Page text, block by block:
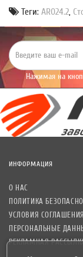
Теги: AR024.2,
Нажимая на
ИНФОРМАЦИЯ
О НАС
ПОЛИТИКА
УСЛОВИЯ СОГЛАШЕНИЯ
ПЕРСОНАЛЬНЫЕ
РЕКЛАМНАЯ